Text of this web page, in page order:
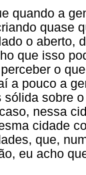
quando a
quase
o aberto,
que isso
o
a pouco a
sólida sobre
nessa
cidade
que,
eu acho